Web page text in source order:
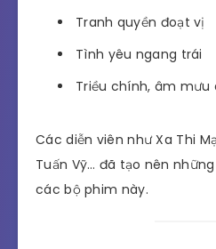
Tranh quyền đoạt vị
Tình yêu ngang trái
Triều chính, âm mưu
Các diễn viên như Xa Thi
Tuấn Vỹ… đã tạo nên
các bộ phim này.